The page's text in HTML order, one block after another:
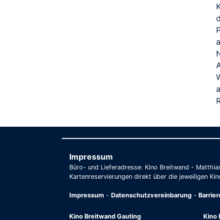
Impressum
Büro- und Lieferadresse: Kino Breitwand -
Kartenreservierungen direkt über die jeweiligen
Impressum - Datenschutzvereinbarung -
Kino Breitwand Gauting Kino